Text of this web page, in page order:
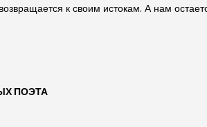
к своим истокам. А нам
ПОЭТА